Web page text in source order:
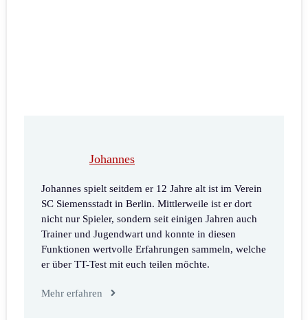
Johannes
Johannes spielt seitdem er 12 Jahre alt ist im Verein
SC Siemensstadt in Berlin. Mittlerweile ist er dort
nicht nur Spieler, sondern seit einigen Jahren auch
Trainer und Jugendwart und konnte in diesen
Funktionen wertvolle Erfahrungen sammeln, welche
er über TT-Test mit euch teilen möchte.
Mehr erfahren